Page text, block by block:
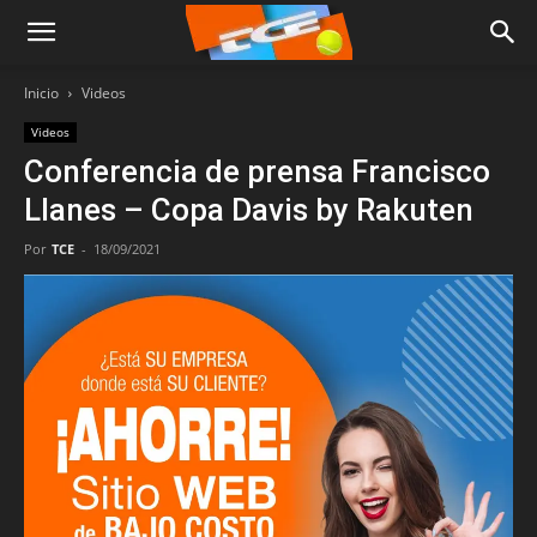
Inicio Videos
Videos
Conferencia de prensa Francisco
Llanes – Copa Davis by Rakuten
Por TCE - 18/09/2021